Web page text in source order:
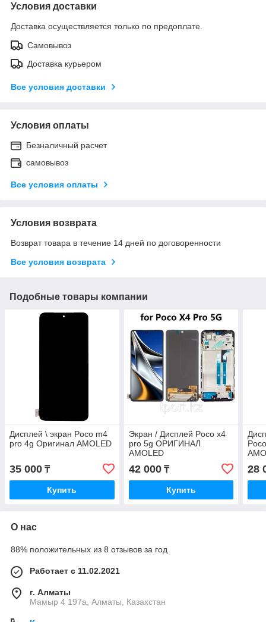
Условия доставки
Доставка осуществляется только по предоплате.
Самовывоз
Доставка курьером
Все условия доставки
Условия оплаты
Безналичный расчет
самовывоз
Все условия оплаты
Условия возврата
Возврат товара в течение 14 дней по договоренности
Все условия возврата
Подобные товары компании
Дисплей \ экран Poco m4
pro 4g Оригинал AMOLED
35 000 ₸
Купить
Экран / Дисплей Poco x4
pro 5g ОРИГИНАЛ
AMOLED
42 000₸
Купить
28
О нас
88% положительных из 8 отзывов за год
Работает с 11.02.2021
г. Алматы
Мамыр 4 197а, Алматы, Казахстан